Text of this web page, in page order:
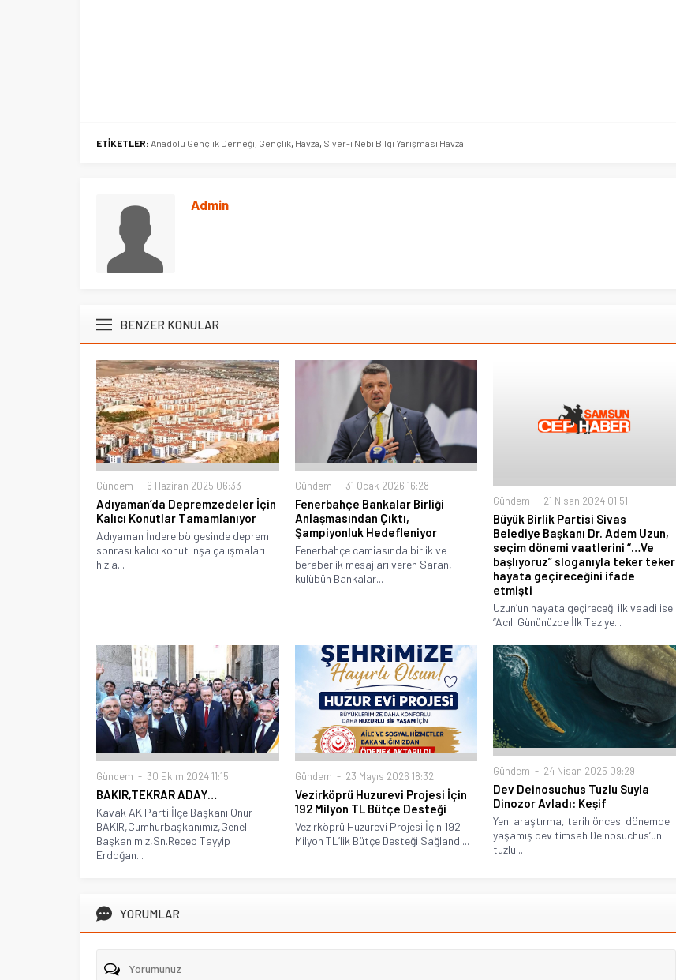
ETİKETLER: Anadolu Gençlik Derneği, Gençlik, Havza, Siyer-i Nebi Bilgi Yarışması Havza
Admin
BENZER KONULAR
Gündem 6 Haziran 2025 06:33
Adıyaman’da Depremzedeler İçin
Kalıcı Konutlar Tamamlanıyor
Adıyaman İndere bölgesinde deprem
sonrası kalıcı konut inşa çalışmaları
hızla...
Gündem 31 Ocak 2026 16:28
Fenerbahçe Bankalar Birliği
Anlaşmasından Çıktı,
Şampiyonluk Hedefleniyor
Fenerbahçe camiasında birlik ve
beraberlik mesajları veren Saran,
kulübün Bankalar...
Gündem 21 Nisan 2024 01:51
Büyük Birlik Partisi Sivas
Belediye Başkanı Dr. Adem Uzun,
seçim dönemi vaatlerini “…Ve
başlıyoruz” sloganıyla teker teker
hayata geçireceğini ifade
etmişti
Uzun’un hayata geçireceği ilk vaadi ise
“Acılı Gününüzde İlk Taziye...
Gündem 30 Ekim 2024 11:15
BAKIR,TEKRAR ADAY…
Kavak AK Parti İlçe Başkanı Onur
BAKIR,Cumhurbaşkanımız,Genel
Başkanımız,Sn.Recep Tayyip
Erdoğan...
Gündem 23 Mayıs 2026 18:32
Vezirköprü Huzurevi Projesi İçin
192 Milyon TL Bütçe Desteği
Vezirköprü Huzurevi Projesi İçin 192
Milyon TL’lik Bütçe Desteği Sağlandı...
Gündem 24 Nisan 2025 09:29
Dev Deinosuchus Tuzlu Suyla
Dinozor Avladı: Keşif
Yeni araştırma, tarih öncesi dönemde
yaşamış dev timsah Deinosuchus’un
tuzlu...
YORUMLAR